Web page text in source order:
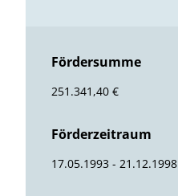
Fördersumme
251.341,40 €
Förderzeitraum
17.05.1993 - 21.12.1998